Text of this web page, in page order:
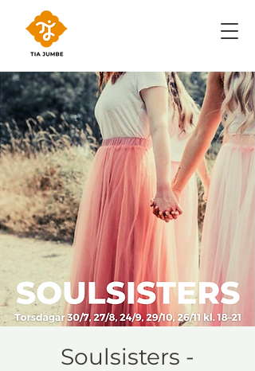
Soulsisters -